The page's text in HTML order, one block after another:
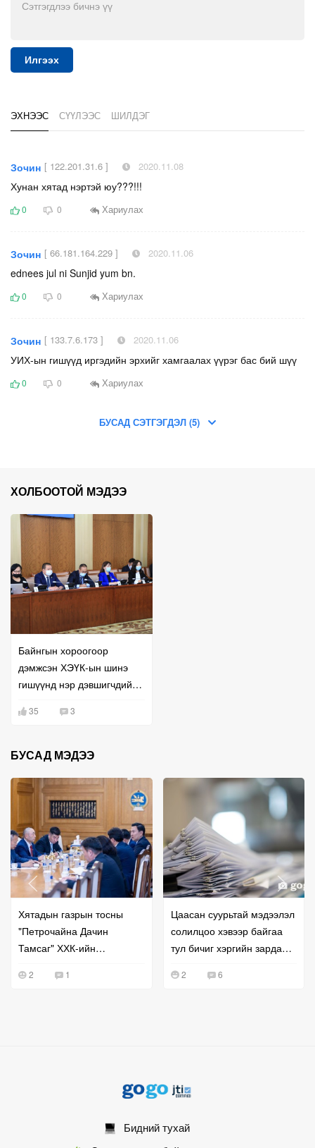
Илгээх
ЭХНЭЭС СҮҮЛЭЭС ШИЛДЭГ
Зочин [ 122.201.31.6 ] 2020.11.08
Хунан хятад нэртэй юу???!!!
0 0 Хариулах
Зочин [ 66.181.164.229 ] 2020.11.06
ednees jul ni Sunjid yum bn.
0 0 Хариулах
Зочин [ 133.7.6.173 ] 2020.11.06
УИХ-ын гишүүд иргэдийн эрхийг хамгаалах үүрэг бас бий шүү
0 0 Хариулах
БУСАД СЭТГЭГДЭЛ (5)
ХОЛБООТОЙ МЭДЭЭ
Байнгын хороогоор
дэмжсэн ХЭҮК-ын шинэ
гишүүнд нэр дэвшигчдийг
35 3
БУСАД МЭДЭЭ
Хятадын газрын тосны
"Петрочайна Дачин
Тамсаг" ХХК-ийн
2 1
Цаасан суурьтай мэдээлэл
солилцоо хэвээр байгаа
тул бичиг хэргийн зардал
2 6
Бидний тухай